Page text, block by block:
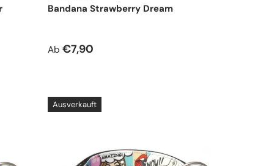
Bandana Strawberry Dream
Normaler Preis
Ab €7,90
Ausverkauft